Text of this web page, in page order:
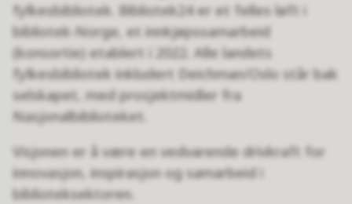
fylkesbibliotek. Bibliotek24 er et felles løft i
bibliotek-Norge, et innkjøpssamarbeid
(konsortie) etablert i 2022. Alle landets
fylkesbibliotek inkludert Deichman/Oslo står bak
selskapet, med prosjektmidler fra
Nasjonalbiblioteket.
Visjonen er å være en vedvarende drivkraft for
innovasjon, inspirasjon og samarbeid i
biblioteksektoren.